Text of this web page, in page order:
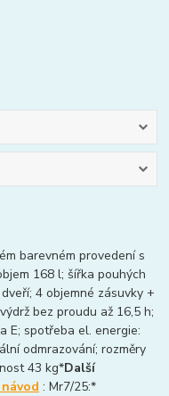
barevném provedení s
168 l; šířka pouhých
4 objemné zásuvky +
bez proudu až 16,5 h;
E; spotřeba el. energie:
odmrazování; rozměry
43 kg*Další
: Mr7/25:*